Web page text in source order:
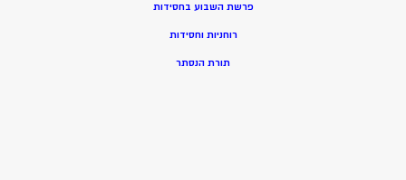
פרשת השבוע בחסידות
רוחניות וחסידות
תורת הנסתר